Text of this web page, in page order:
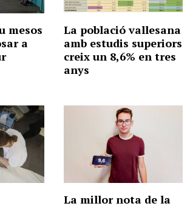
mesos
a
La població vallesana
amb estudis superiors
creix un 8,6% en tres
anys
La millor nota de la